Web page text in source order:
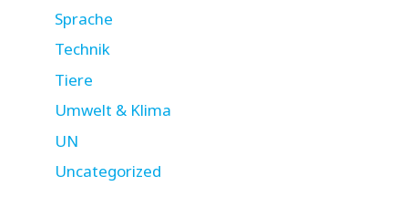
Sprache
Technik
Tiere
Umwelt & Klima
UN
Uncategorized